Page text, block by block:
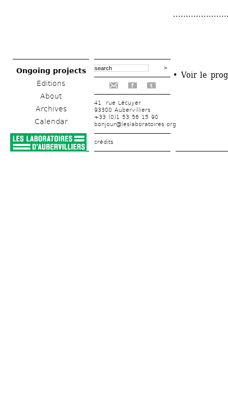
Ongoing projects
Editions
About
Archives
Calendar
f t
41, rue Lécuyer
93300 Aubervilliers
+33 (0)1 53 56 15 90
bonjour@leslaboratoires.org
crédits
• Voir le